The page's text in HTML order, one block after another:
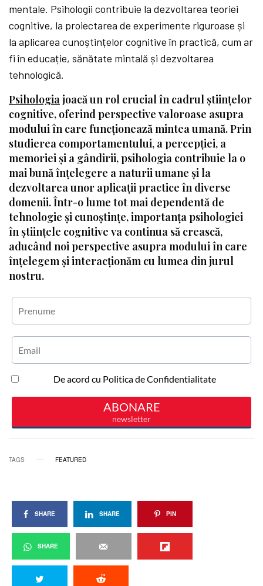
mentale. Psihologii contribuie la dezvoltarea teoriei
cognitive, la proiectarea de experimente riguroase și
la aplicarea cunoștințelor cognitive în practică, cum ar
fi în educație, sănătate mintală și dezvoltarea
tehnologică.
Psihologiajoacă un rol crucial în cadrul științelor
cognitive, oferind perspective valoroase asupra
modului în care funcționează mintea umană. Prin
studierea comportamentului, a percepției, a
memoriei și a gândirii, psihologia contribuie la o
mai bună înțelegere a naturii umane și la
dezvoltarea unor aplicații practice în diverse
domenii. Într-o lume tot mai dependentă de
tehnologie și cunoștințe, importanța psihologiei
în științele cognitive va continua să crească,
aducând noi perspective asupra modului în care
înțelegem și interacționăm cu lumea din jurul
nostru.
TAGS FEATURED
SHARE SHARE PIN
SHARE